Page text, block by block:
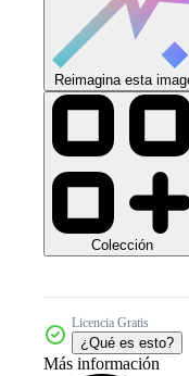
Reimagina esta
Colección
Licencia Gratis
¿Qué es esto?
Más información